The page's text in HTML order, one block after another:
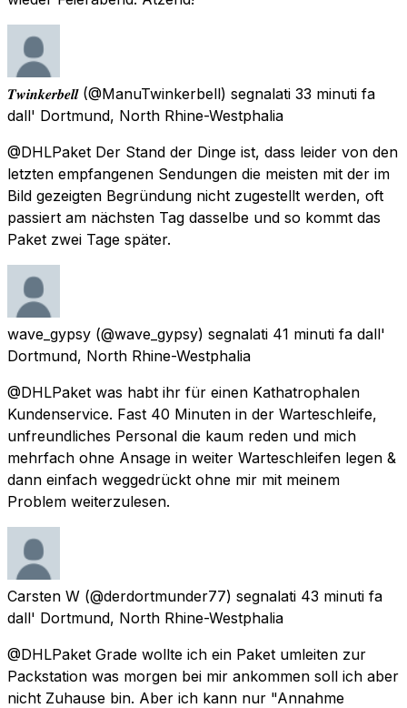
𝑻𝒘𝒊𝒏𝒌𝒆𝒓𝒃𝒆𝒍𝒍 (@ManuTwinkerbell) segnalati 33 minuti fa
dall' Dortmund, North Rhine-Westphalia
@DHLPaket Der Stand der Dinge ist, dass leider von den
letzten empfangenen Sendungen die meisten mit der im
Bild gezeigten Begründung nicht zugestellt werden, oft
passiert am nächsten Tag dasselbe und so kommt das
Paket zwei Tage später.
wave_gypsy (@wave_gypsy) segnalati 41 minuti fa dall'
Dortmund, North Rhine-Westphalia
@DHLPaket was habt ihr für einen Kathatrophalen
Kundenservice. Fast 40 Minuten in der Warteschleife,
unfreundliches Personal die kaum reden und mich
mehrfach ohne Ansage in weiter Warteschleifen legen &
dann einfach weggedrückt ohne mir mit meinem
Problem weiterzulesen.
Carsten W (@derdortmunder77) segnalati 43 minuti fa
dall' Dortmund, North Rhine-Westphalia
@DHLPaket Grade wollte ich ein Paket umleiten zur
Packstation was morgen bei mir ankommen soll ich aber
nicht Zuhause bin. Aber ich kann nur "Annahme